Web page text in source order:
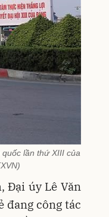
lần thứ XIII của
Đại úy Lê Văn
đang công tác